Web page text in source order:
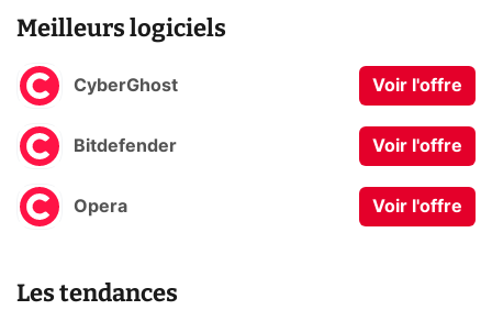
Meilleurs logiciels
CyberGhost Voir l'offre
Bitdefender Voir l'offre
Opera Voir l'offre
Les tendances